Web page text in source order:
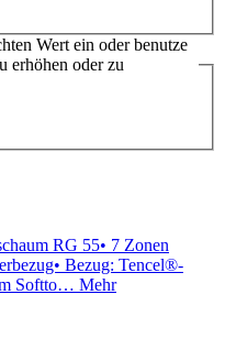
Wert ein oder benutze
erhöhen oder zu
RG 55• 7 Zonen
Bezug: Tencel®-
Softto… Mehr